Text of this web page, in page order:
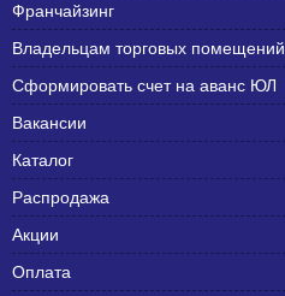
Франчайзинг
Владельцам торговых помещений
Сформировать счет на аванс ЮЛ
Вакансии
Каталог
Распродажа
Акции
Оплата